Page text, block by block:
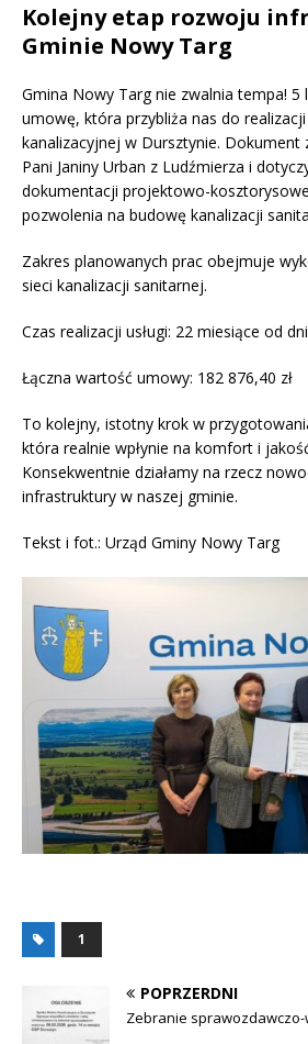
Kolejny etap rozwoju
Gminie Nowy Targ
Gmina Nowy Targ nie zwalnia tempa! 5
umowę, która przybliża nas do
kanalizacyjnej w Dursztynie. Dokument
Pani Janiny Urban z Ludźmierza i
dokumentacji projektowo-
pozwolenia na budowę kanalizacji
Zakres planowanych prac obejmuje
sieci kanalizacji sanitarnej.
Czas realizacji usługi: 22 miesiące od
Łączna wartość umowy: 182 876,40 zł
To kolejny, istotny krok w
która realnie wpłynie na komfort i
Konsekwentnie działamy na rzecz
infrastruktury w naszej gminie.
Tekst i fot.: Urząd Gminy Nowy Targ
1
POPRZERDNI
Zebranie sprawozdawczo-